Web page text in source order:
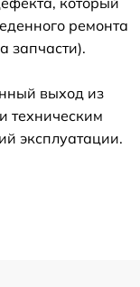
ремонта
запчасти).
выход из
техническим
эксплуатации.